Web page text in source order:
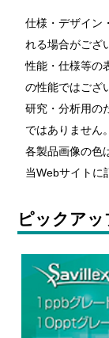
仕様・デザイン
れる場合がござ
性能・仕様等の
の性能ではござ
研究・分析用の
ではありません。
各製品画像の色
当Webサイトに
ピックアッ